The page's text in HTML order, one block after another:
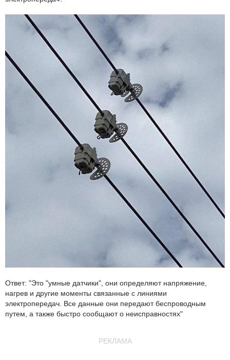
Ответ: "Это "умные датчики", они определяют напряжение,
нагрев и другие моменты связанные с линиями
электропередач. Все данные они передают беспроводным
путем, а также быстро сообщают о неисправностях"
РЕКЛАМА